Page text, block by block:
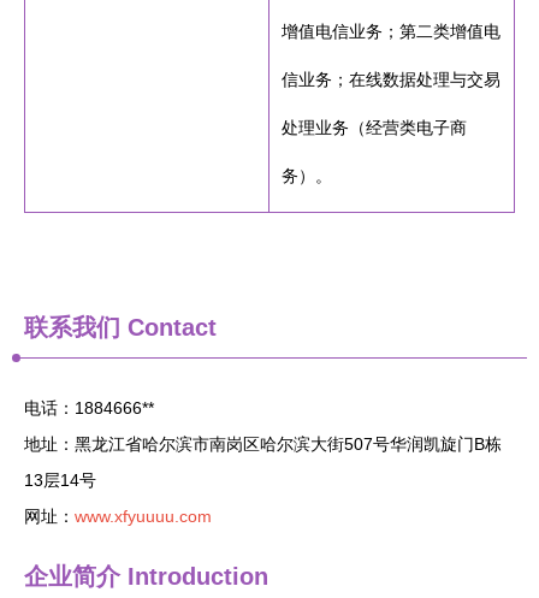
增值电信业务；第二类增值电
信业务；在线数据处理与交易
处理业务（经营类电子商
务）。
联系我们 Contact
电话：1884666**
地址：黑龙江省哈尔滨市南岗区哈尔滨大街507号华润凯旋门B栋
13层14号
网址： www.xfyuuuu.com
企业简介Introduction